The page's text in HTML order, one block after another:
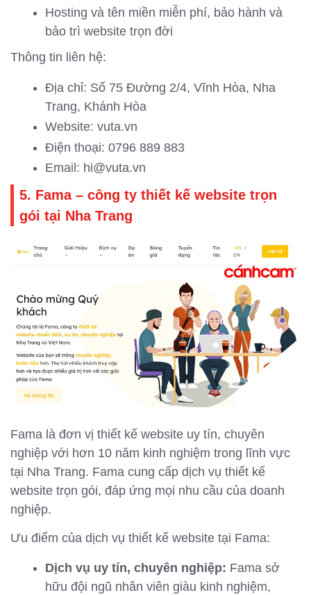
Hosting và tên miền miễn phí, bảo hành và
bảo trì website trọn đời
Thông tin liên hệ:
Địa chỉ: Số 75 Đường 2/4, Vĩnh Hòa, Nha
Trang, Khánh Hòa
Website: vuta.vn
Điện thoại: 0796 889 883
Email: hi@vuta.vn
5. Fama – công ty thiết kế website trọn
gói tại Nha Trang
Fama là đơn vị thiết kế website uy tín, chuyên
nghiệp với hơn 10 năm kinh nghiệm trong lĩnh vực
tại Nha Trang. Fama cung cấp dịch vụ thiết kế
website trọn gói, đáp ứng mọi nhu cầu của doanh
nghiệp.
Ưu điểm của dịch vụ thiết kế website tại Fama:
Dịch vụ uy tín, chuyên nghiệp: Fama sở
hữu đội ngũ nhân viên giàu kinh nghiệm,